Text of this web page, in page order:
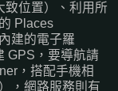
致位置）、利用所
Places
建的電子羅
GPS，要導航請
，搭配手機相
，網路服務則有